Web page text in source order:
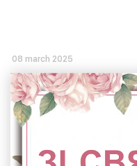
08 march 2025